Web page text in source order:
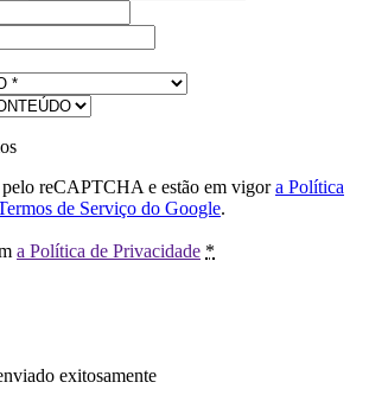
pelo reCAPTCHA e estão em vigora Política
de Serviço do Google.
a Política de Privacidade *
exitosamente